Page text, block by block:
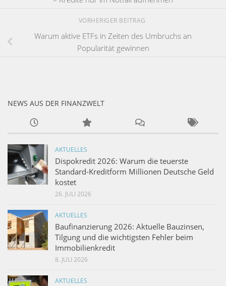
VORHERIGER BEITRAG
Warum aktive ETFs in Zeiten des Umbruchs an
Popularität gewinnen
NEWS AUS DER FINANZWELT
AKTUELLES
Dispokredit 2026: Warum die teuerste
Standard-Kreditform Millionen Deutsche Geld
kostet
26. JULI 2026
AKTUELLES
Baufinanzierung 2026: Aktuelle Bauzinsen,
Tilgung und die wichtigsten Fehler beim
Immobilienkredit
8. JULI 2026
AKTUELLES